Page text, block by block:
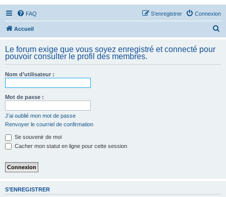
FAQ Connexion
S’enregistrer
Accueil
h
Le forum exige que vous soyez enregistré et connecté pour
pouvoir consulter le profil des membres.
Nom d’utilisateur :
Mot de passe :
J’ai oublié mon mot de passe
Renvoyer le courriel de confirmation
Se souvenir de moi
Cacher mon statut en ligne pour cette session
S’ENREGISTRER